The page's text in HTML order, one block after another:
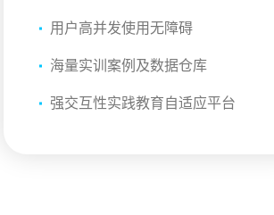
用户高并发使用无障碍
海量实训案例及数据仓库
强交互性实践教育自适应平台